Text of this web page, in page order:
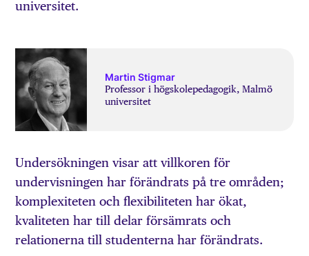
universitet.
Martin Stigmar
Professor i högskolepedagogik, Malmö
universitet
Undersökningen visar att villkoren för
undervisningen har förändrats på tre områden;
komplexiteten och flexibiliteten har ökat,
kvaliteten har till delar försämrats och
relationerna till studenterna har förändrats.